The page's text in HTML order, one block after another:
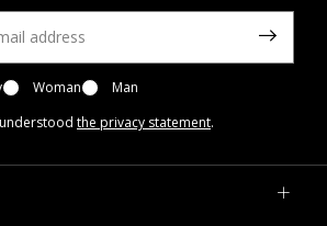
Woman
Man
the privacy statement.